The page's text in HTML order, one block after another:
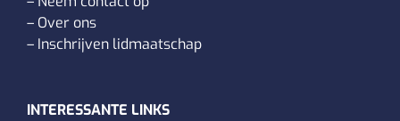
– Over ons
– Inschrijven lidmaatschap
INTERESSANTE LINKS